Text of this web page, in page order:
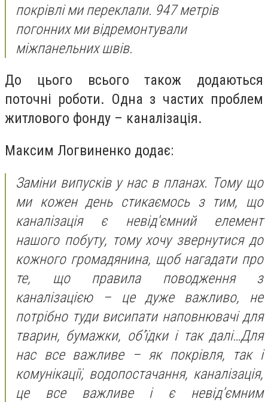
покрівлі ми переклали. 947 метрів
погонних ми відремонтували
міжпанельних швів.
До цього всього також додаються
поточні роботи. Одна з частих проблем
житлового фонду – каналізація.
Максим Логвиненко додає:
Заміни випусків у нас в планах. Тому що
ми кожен день стикаємось з тим, що
каналізація є невід'ємний елемент
нашого побуту, тому хочу звернутися до
кожного громадянина, щоб нагадати про
те, що правила поводження з
каналізацією – це дуже важливо, не
потрібно туди висипати наповнювачі для
тварин, бумажки, об’їдки і так далі…Для
нас все важливе – як покрівля, так і
комунікації, водопостачання, каналізація,
це все важливе і є невід’ємним